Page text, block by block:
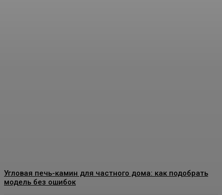
Угловая печь-камин для частного дома: как подобрать
модель без ошибок